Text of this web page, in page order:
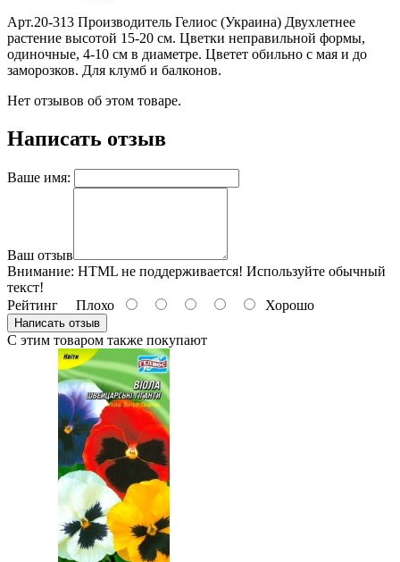
Арт.20-313 Производитель Гелиос (Украина) Двухлетнее
растение высотой 15-20 см. Цветки неправильной формы,
одиночные, 4-10 см в диаметре. Цветет обильно с мая и до
заморозков. Для клумб и балконов.
Нет отзывов об этом товаре.
Написать отзыв
Ваше имя:
Ваш отзыв
Внимание: HTML не поддерживается! Используйте обычный
текст!
Рейтинг Плохо Хорошо
Написать отзыв
С этим товаром также покупают